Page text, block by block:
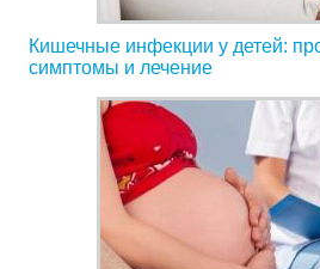
Кишечные инфекции у детей:
симптомы и лечение